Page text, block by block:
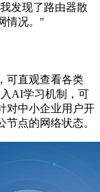
发现了路由器散
情况。"
可直观查看各类
AI学习机制，可
对中小企业用户开
点的网络状态。